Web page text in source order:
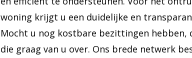
woning krijgt u een duidelijke en
Mocht u nog kostbare bezittingen hebben,
die graag van u over. Ons brede netwerk